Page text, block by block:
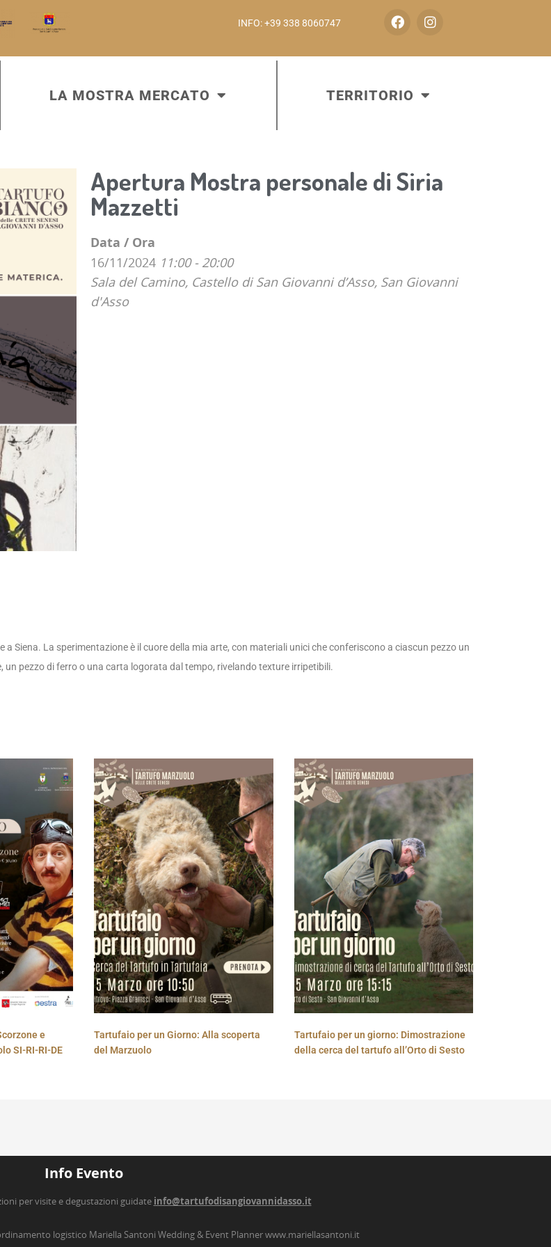
INFO: +39 338 8060747
LA MOSTRA MERCATO TERRITORIO
Apertura Mostra personale di Siria
Mazzetti
Data / Ora
16/11/2024 11:00 - 20:00
Sala del Camino, Castello di San Giovanni d’Asso, San Giovanni
d'Asso
a Siena. La sperimentazione è il cuore della mia arte, con materiali unici che conferiscono a ciascun pezzo un
pezzo di ferro o una carta logorata dal tempo, rivelando texture irripetibili.
e
SI-RI-RI-DE
Tartufaio per un Giorno: Alla scoperta
del Marzuolo
Tartufaio per un giorno: Dimostrazione
della cerca del tartufo all’Orto di Sesto
Info Evento
per visite e degustazioni guidate info@tartufodisangiovannidasso.it
logistico Mariella Santoni Wedding & Event Plannerwww.mariellasantoni.it